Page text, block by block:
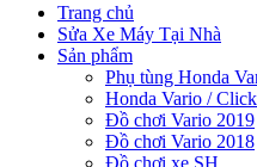
Trang chủ
Sửa Xe Máy Tại Nhà
Sản phẩm
Phụ tùng Honda
Honda Vario /
Đồ chơi Vario 2019
Đồ chơi Vario 2018
Đồ chơi xe SH